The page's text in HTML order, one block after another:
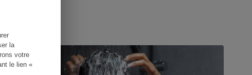
la
votre
le lien «